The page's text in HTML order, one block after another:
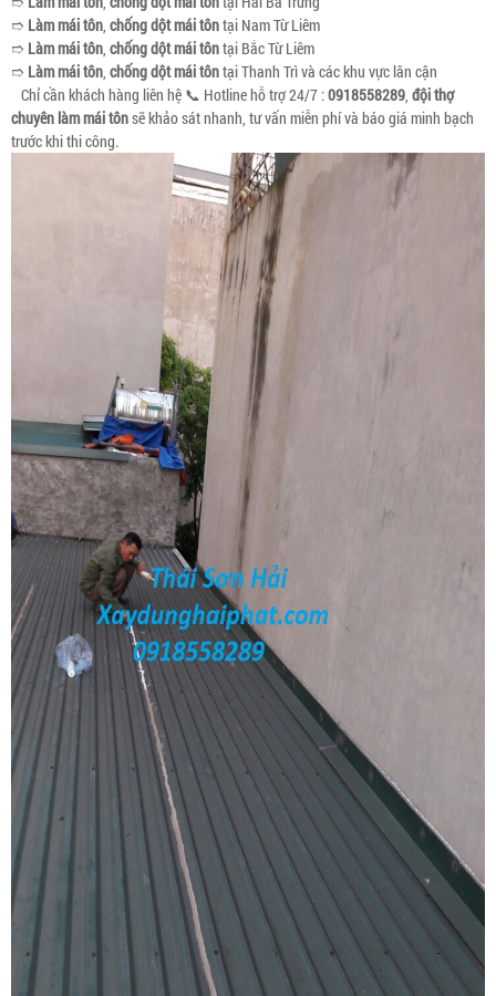
➱ Làm mái tôn, chống dột mái tôntại Nam Từ Liêm
➱ Làm mái tôn, chống dột mái tôntại Bắc Từ Liêm
➱ Làm mái tôn, chống dột mái tôntại Thanh Trì và các khu vực lân cận
Chỉ cần khách hàng liên hệ 📞 Hotline hỗ trợ 24/7 :0918558289, đội thợ
chuyên làm mái tônsẽ khảo sát nhanh, tư vấn miễn phí và báo giá minh bạch
trước khi thi công.